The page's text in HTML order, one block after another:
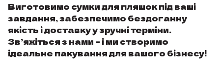
Виготовимо сумки для пляшок під ваші
завдання, забезпечимо бездоганну
якість і доставку у зручні терміни.
Зв’яжіться з нами – і ми створимо
ідеальне пакування для вашого бізнесу!